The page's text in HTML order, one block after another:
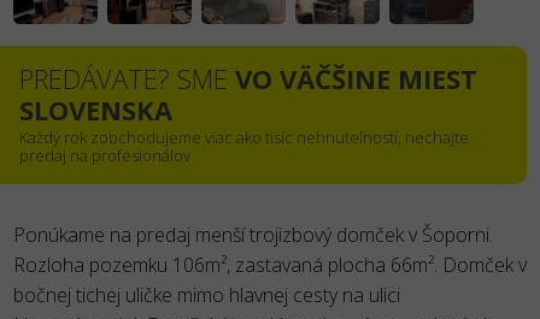
PREDÁVATE? SME VO VÄČŠINE MIEST
SLOVENSKA
Každý rok zobchodujeme viac ako tisíc nehnuteľností, nechajte
predaj na profesionálov
Ponúkame na predaj menší trojizbový domček v Šoporni.
Rozloha pozemku 106m², zastavaná plocha 66m². Domček v
bočnej tichej uličke mimo hlavnej cesty na ulici